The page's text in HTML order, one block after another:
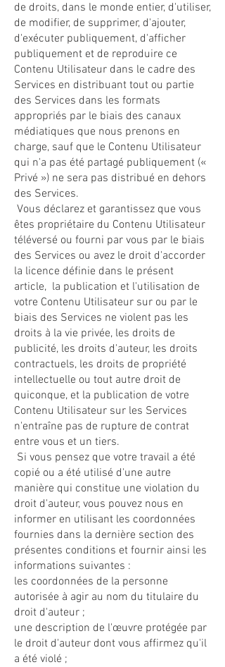
de droits, dans le monde entier, d'utiliser,
de modifier, de supprimer, d'ajouter,
d'exécuter publiquement, d'afficher
publiquement et de reproduire ce
Contenu Utilisateur dans le cadre des
Services en distribuant tout ou partie
des Services dans les formats
appropriés par le biais des canaux
médiatiques que nous prenons en
charge, sauf que le Contenu Utilisateur
qui n'a pas été partagé publiquement («
Privé ») ne sera pas distribué en dehors
des Services.
Vous déclarez et garantissez que vous
êtes propriétaire du Contenu Utilisateur
téléversé ou fourni par vous par le biais
des Services ou avez le droit d'accorder
la licence définie dans le présent
article, la publication et l'utilisation de
votre Contenu Utilisateur sur ou par le
biais des Services ne violent pas les
droits à la vie privée, les droits de
publicité, les droits d'auteur, les droits
contractuels, les droits de propriété
intellectuelle ou tout autre droit de
quiconque, et la publication de votre
Contenu Utilisateur sur les Services
n'entraîne pas de rupture de contrat
entre vous et un tiers.
Si vous pensez que votre travail a été
copié ou a été utilisé d'une autre
manière qui constitue une violation du
droit d'auteur, vous pouvez nous en
informer en utilisant les coordonnées
fournies dans la dernière section des
présentes conditions et fournir ainsi les
informations suivantes :
les coordonnées de la personne
autorisée à agir au nom du titulaire du
droit d'auteur ;
une description de l'œuvre protégée par
le droit d'auteur dont vous affirmez qu'il
a été violé ;